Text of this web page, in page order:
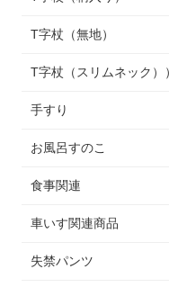
T字杖（無地）
T字杖（スリムネック）
手すり
お風呂すのこ
食事関連
車いす関連商品
失禁パンツ